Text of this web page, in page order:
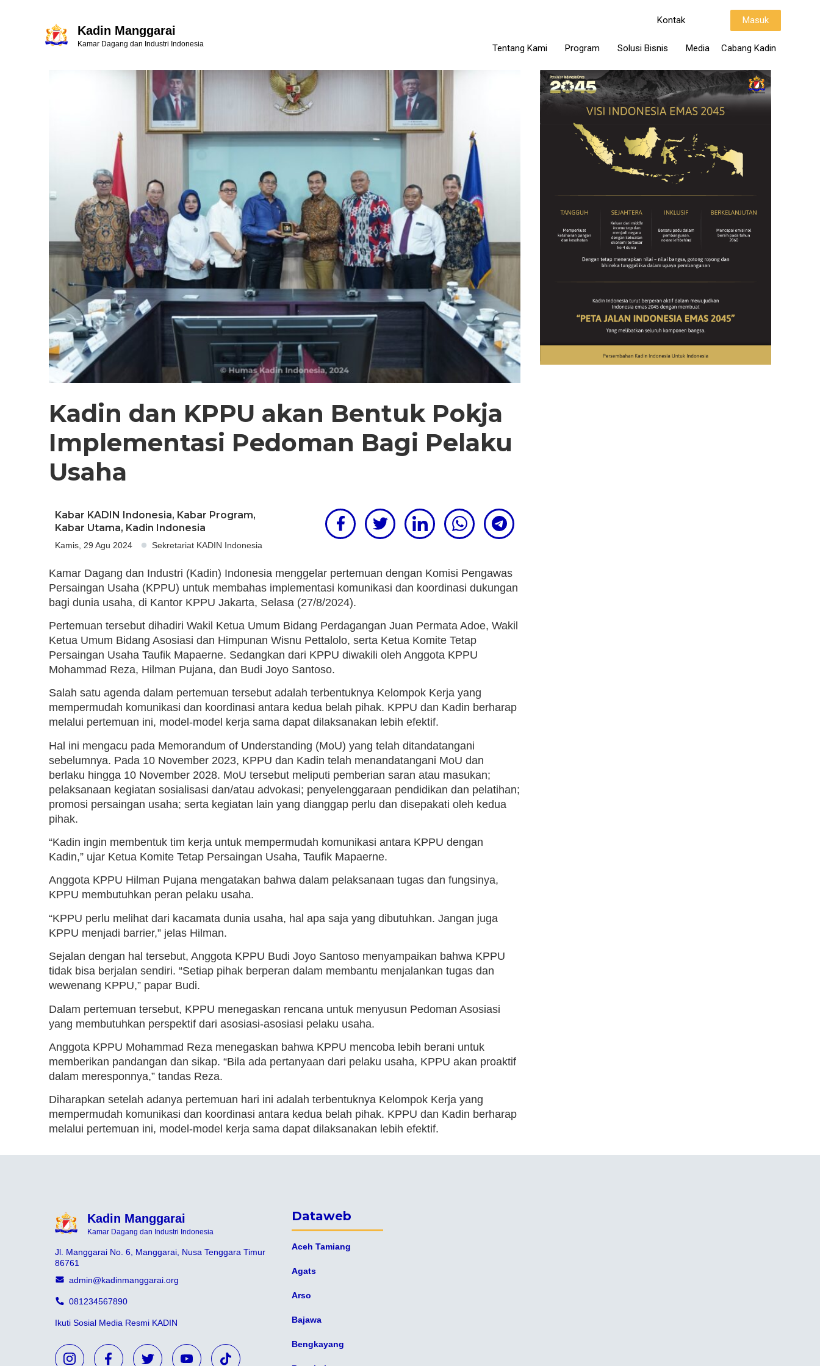
Kadin Manggarai
Kamar Dagang dan Industri Indonesia
Kontak Masuk
Tentang Kami Program Solusi Bisnis Media Cabang Kadin
Kadin dan KPPU akan Bentuk Pokja
Implementasi Pedoman Bagi Pelaku
Usaha
Kabar KADIN Indonesia, Kabar Program,
Kabar Utama, Kadin Indonesia
Kamis, 29 Agu 2024 Sekretariat KADIN Indonesia
Kamar Dagang dan Industri (Kadin) Indonesia menggelar pertemuan dengan Komisi Pengawas
Persaingan Usaha (KPPU) untuk membahas implementasi komunikasi dan koordinasi dukungan
bagi dunia usaha, di Kantor KPPU Jakarta, Selasa (27/8/2024).
Pertemuan tersebut dihadiri Wakil Ketua Umum Bidang Perdagangan Juan Permata Adoe, Wakil
Ketua Umum Bidang Asosiasi dan Himpunan Wisnu Pettalolo, serta Ketua Komite Tetap
Persaingan Usaha Taufik Mapaerne. Sedangkan dari KPPU diwakili oleh Anggota KPPU
Mohammad Reza, Hilman Pujana, dan Budi Joyo Santoso.
Salah satu agenda dalam pertemuan tersebut adalah terbentuknya Kelompok Kerja yang
mempermudah komunikasi dan koordinasi antara kedua belah pihak. KPPU dan Kadin berharap
melalui pertemuan ini, model-model kerja sama dapat dilaksanakan lebih efektif.
Hal ini mengacu pada Memorandum of Understanding (MoU) yang telah ditandatangani
sebelumnya. Pada 10 November 2023, KPPU dan Kadin telah menandatangani MoU dan
berlaku hingga 10 November 2028. MoU tersebut meliputi pemberian saran atau masukan;
pelaksanaan kegiatan sosialisasi dan/atau advokasi; penyelenggaraan pendidikan dan pelatihan;
promosi persaingan usaha; serta kegiatan lain yang dianggap perlu dan disepakati oleh kedua
pihak.
“Kadin ingin membentuk tim kerja untuk mempermudah komunikasi antara KPPU dengan
Kadin,” ujar Ketua Komite Tetap Persaingan Usaha, Taufik Mapaerne.
Anggota KPPU Hilman Pujana mengatakan bahwa dalam pelaksanaan tugas dan fungsinya,
KPPU membutuhkan peran pelaku usaha.
“KPPU perlu melihat dari kacamata dunia usaha, hal apa saja yang dibutuhkan. Jangan juga
KPPU menjadi barrier,” jelas Hilman.
Sejalan dengan hal tersebut, Anggota KPPU Budi Joyo Santoso menyampaikan bahwa KPPU
tidak bisa berjalan sendiri. “Setiap pihak berperan dalam membantu menjalankan tugas dan
wewenang KPPU,” papar Budi.
Dalam pertemuan tersebut, KPPU menegaskan rencana untuk menyusun Pedoman Asosiasi
yang membutuhkan perspektif dari asosiasi-asosiasi pelaku usaha.
Anggota KPPU Mohammad Reza menegaskan bahwa KPPU mencoba lebih berani untuk
memberikan pandangan dan sikap. “Bila ada pertanyaan dari pelaku usaha, KPPU akan proaktif
dalam meresponnya,” tandas Reza.
Diharapkan setelah adanya pertemuan hari ini adalah terbentuknya Kelompok Kerja yang
mempermudah komunikasi dan koordinasi antara kedua belah pihak. KPPU dan Kadin berharap
melalui pertemuan ini, model-model kerja sama dapat dilaksanakan lebih efektif.
Kadin Manggarai
Kamar Dagang dan Industri Indonesia
Jl. Manggarai No. 6, Manggarai, Nusa Tenggara Timur
86761
admin@kadinmanggarai.org
081234567890
Ikuti Sosial Media Resmi KADIN
Dataweb
Aceh Tamiang
Agats
Arso
Bajawa
Bengkayang